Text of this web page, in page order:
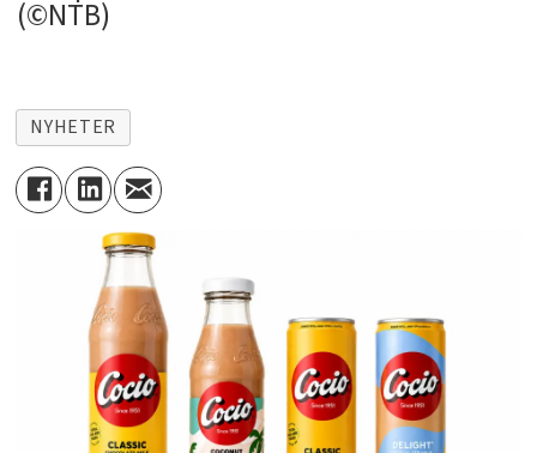
(©NTB)
NYHETER